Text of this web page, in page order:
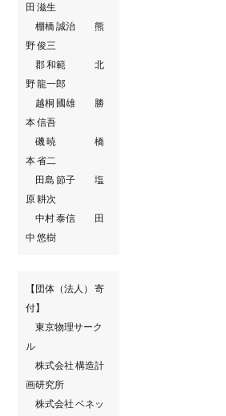
田 滋生
棚橋 誠治 熊
野 俊三
郡 和範 北
野 龍一郎
越桐 國雄 勝
本 信吾
磯 暁 橋
本 省二
田島 節子 塩
原 耕次
中村 泰信 田
中 悠樹
【団体（法人） 寄
付】
東京物理サーク
ル
株式会社 構造計
画研究所
株式会社 ベネッ